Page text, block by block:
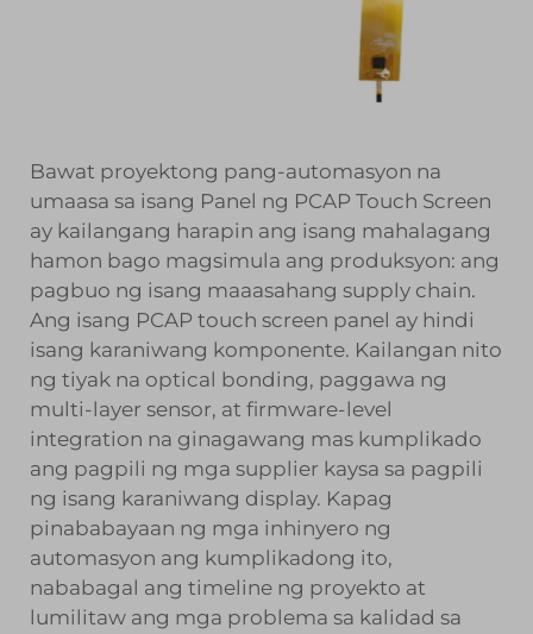
Bawat proyektong pang-automasyon na
umaasa sa isang Panel ng PCAP Touch Screen
ay kailangang harapin ang isang mahalagang
hamon bago magsimula ang produksyon: ang
pagbuo ng isang maaasahang supply chain.
Ang isang PCAP touch screen panel ay hindi
isang karaniwang komponente. Kailangan nito
ng tiyak na optical bonding, paggawa ng
multi-layer sensor, at firmware-level
integration na ginagawang mas kumplikado
ang pagpili ng mga supplier kaysa sa pagpili
ng isang karaniwang display. Kapag
pinababayaan ng mga inhinyero ng
automasyon ang kumplikadong ito,
nababagal ang timeline ng proyekto at
lumilitaw ang mga problema sa kalidad sa